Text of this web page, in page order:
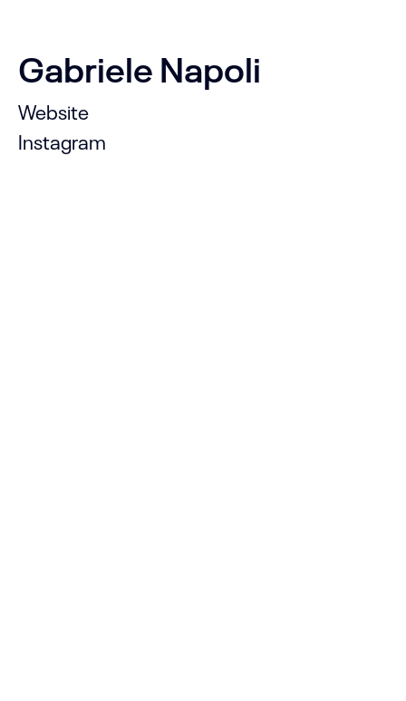
Gabriele Napoli
Website
Instagram